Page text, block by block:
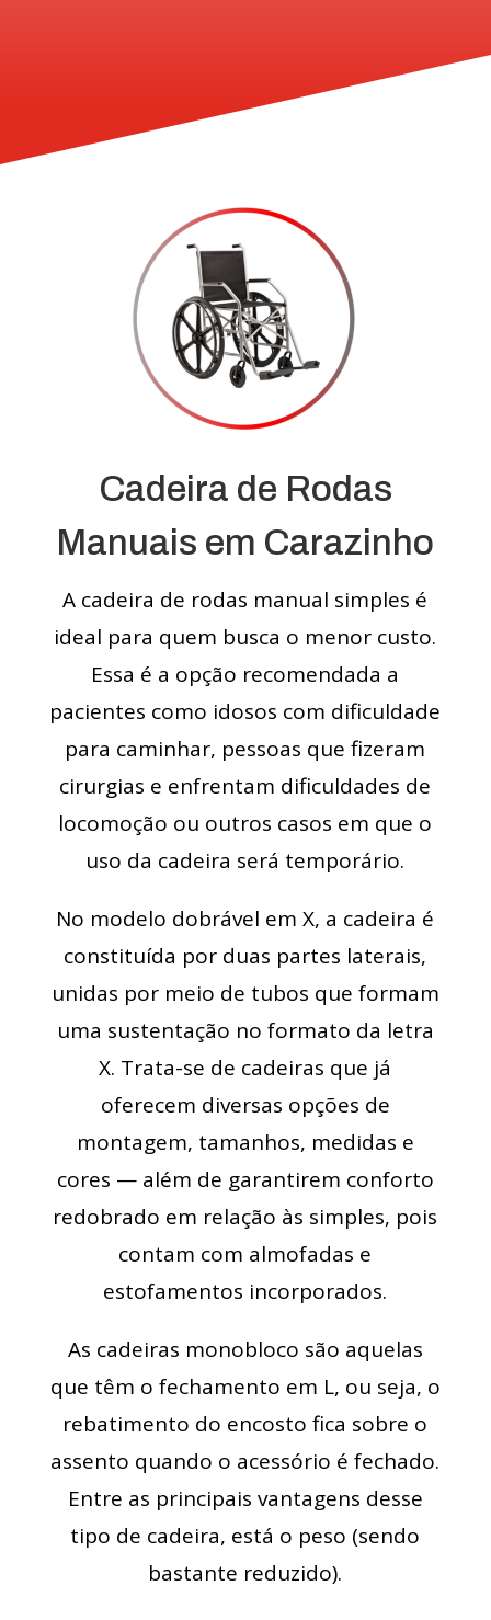
Cadeira de Rodas
Manuais em Carazinho
A cadeira de rodas manual simples é
ideal para quem busca o menor custo.
Essa é a opção recomendada a
pacientes como idosos com dificuldade
para caminhar, pessoas que fizeram
cirurgias e enfrentam dificuldades de
locomoção ou outros casos em que o
uso da cadeira será temporário.
No modelo dobrável em X, a cadeira é
constituída por duas partes laterais,
unidas por meio de tubos que formam
uma sustentação no formato da letra
X. Trata-se de cadeiras que já
oferecem diversas opções de
montagem, tamanhos, medidas e
cores — além de garantirem conforto
redobrado em relação às simples, pois
contam com almofadas e
estofamentos incorporados.
As cadeiras monobloco são aquelas
que têm o fechamento em L, ou seja, o
rebatimento do encosto fica sobre o
assento quando o acessório é fechado.
Entre as principais vantagens desse
tipo de cadeira, está o peso (sendo
bastante reduzido).